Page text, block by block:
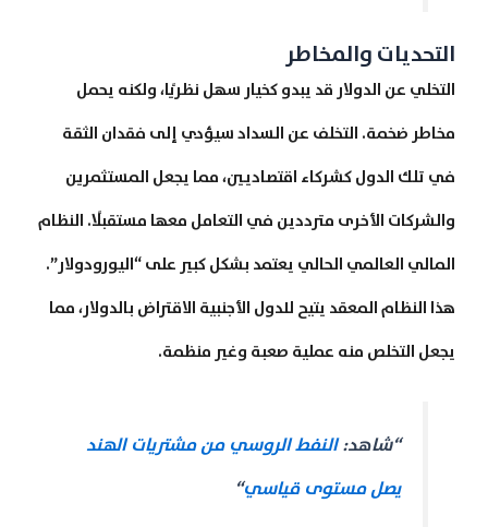
التحديات والمخاطر
التخلي عن الدولار قد يبدو كخيار سهل نظريًا، ولكنه يحمل
مخاطر ضخمة. التخلف عن السداد سيؤدي إلى فقدان الثقة
في تلك الدول كشركاء اقتصاديين، مما يجعل المستثمرين
والشركات الأخرى مترددين في التعامل معها مستقبلًا. النظام
المالي العالمي الحالي يعتمد بشكل كبير على “اليورودولار”.
هذا النظام المعقد يتيح للدول الأجنبية الاقتراض بالدولار، مما
يجعل التخلص منه عملية صعبة وغير منظمة.
“شاهد:النفط الروسي من مشتريات الهند
يصل مستوى قياسي“